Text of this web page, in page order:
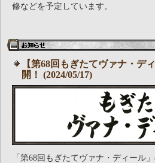
修などを予定しています。
【第68回もぎたてヴァナ・デ
開！ (2024/05/17)
「第68回もぎたてヴァナ・ディール